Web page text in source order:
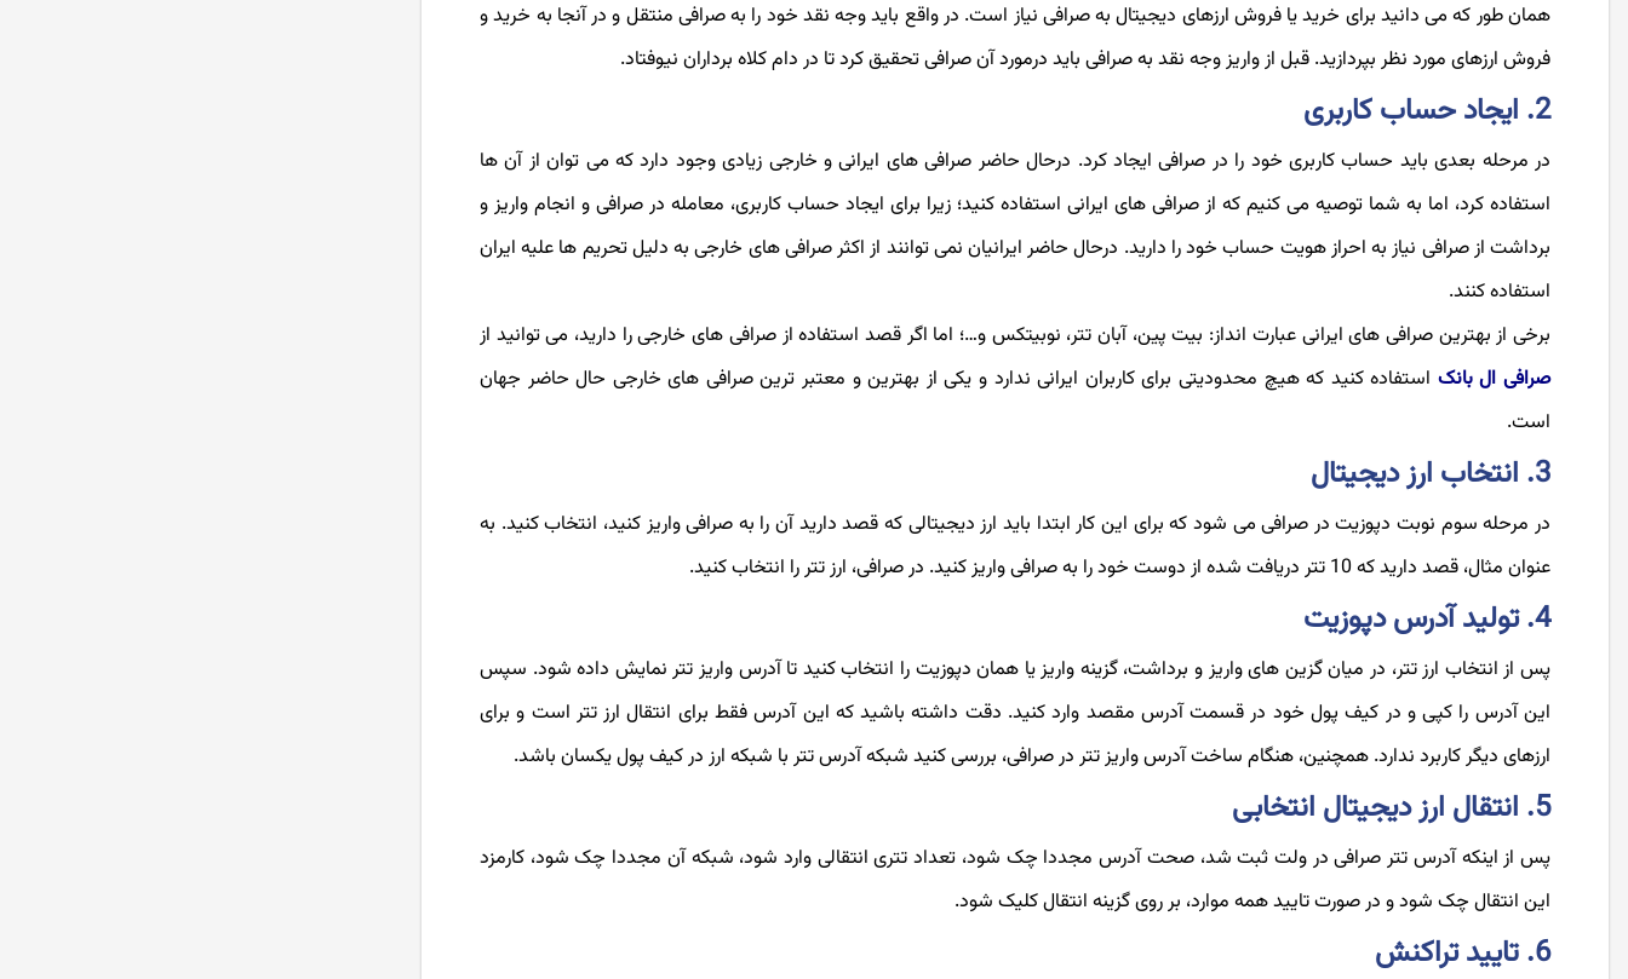
همان طور که می دانید برای خرید یا فروش ارزهای دیجیتال به صرافی نیاز است. در واقع باید وجه نقد خود را به صرافی منتقل و در آنجا به خرید و
فروش ارزهای مورد نظر بپردازید. قبل از واریز وجه نقد به صرافی باید درمورد آن صرافی تحقیق کرد تا در دام کلاه برداران نیوفتاد.
2. ایجاد حساب کاربری
در مرحله بعدی باید حساب کاربری خود را در صرافی ایجاد کرد. درحال حاضر صرافی های ایرانی و خارجی زیادی وجود دارد که می توان از آن ها
استفاده کرد، اما به شما توصیه می کنیم که از صرافی های ایرانی استفاده کنید؛ زیرا برای ایجاد حساب کاربری، معامله در صرافی و انجام واریز و
برداشت از صرافی نیاز به احراز هویت حساب خود را دارید. درحال حاضر ایرانیان نمی توانند از اکثر صرافی های خارجی به دلیل تحریم ها علیه ایران
استفاده کنند.
برخی از بهترین صرافی های ایرانی عبارت انداز: بیت پین، آبان تتر، نوبیتکس و…؛ اما اگر قصد استفاده از صرافی های خارجی را دارید، می توانید از
صرافی ال بانک استفاده کنید که هیچ محدودیتی برای کاربران ایرانی ندارد و یکی از بهترین و معتبر ترین صرافی های خارجی حال حاضر جهان
است.
3. انتخاب ارز دیجیتال
در مرحله سوم نوبت دپوزیت در صرافی می شود که برای این کار ابتدا باید ارز دیجیتالی که قصد دارید آن را به صرافی واریز کنید، انتخاب کنید. به
عنوان مثال، قصد دارید که 10 تتر دریافت شده از دوست خود را به صرافی واریز کنید. در صرافی، ارز تتر را انتخاب کنید.
4. تولید آدرس دپوزیت
پس از انتخاب ارز تتر، در میان گزین های واریز و برداشت، گزینه واریز یا همان دپوزیت را انتخاب کنید تا آدرس واریز تتر نمایش داده شود. سپس
این آدرس را کپی و در کیف پول خود در قسمت آدرس مقصد وارد کنید. دقت داشته باشید که این آدرس فقط برای انتقال ارز تتر است و برای
ارزهای دیگر کاربرد ندارد. همچنین، هنگام ساخت آدرس واریز تتر در صرافی، بررسی کنید شبکه آدرس تتر با شبکه ارز در کیف پول یکسان باشد.
5. انتقال ارز دیجیتال انتخابی
پس از اینکه آدرس تتر صرافی در ولت ثبت شد، صحت آدرس مجددا چک شود، تعداد تتری انتقالی وارد شود، شبکه آن مجددا چک شود، کارمزد
این انتقال چک شود و در صورت تایید همه موارد، بر روی گزینه انتقال کلیک شود.
6. تایید تراکنش